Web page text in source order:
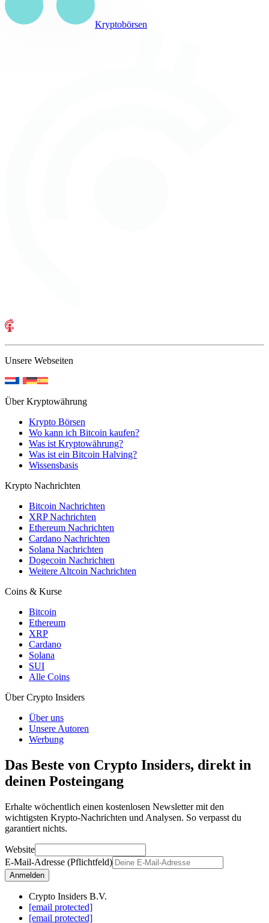
Kryptobörsen
Unsere Webseiten
Über Kryptowährung
Krypto Börsen
Wo kann ich Bitcoin kaufen?
Was ist Kryptowährung?
Was ist ein Bitcoin Halving?
Wissensbasis
Krypto Nachrichten
Bitcoin Nachrichten
XRP Nachrichten
Ethereum Nachrichten
Cardano Nachrichten
Solana Nachrichten
Dogecoin Nachrichten
Weitere Altcoin Nachrichten
Coins & Kurse
Bitcoin
Ethereum
XRP
Cardano
Solana
SUI
Alle Coins
Über Crypto Insiders
Über uns
Unsere Autoren
Werbung
Das Beste von Crypto Insiders, direkt in
deinen Posteingang
Erhalte wöchentlich einen kostenlosen Newsletter mit den
wichtigsten Krypto-Nachrichten und Analysen. So verpasst du
garantiert nichts.
Website
E-Mail-Adresse (Pflichtfeld)
Anmelden
Crypto Insiders B.V.
[email protected]
[email protected]